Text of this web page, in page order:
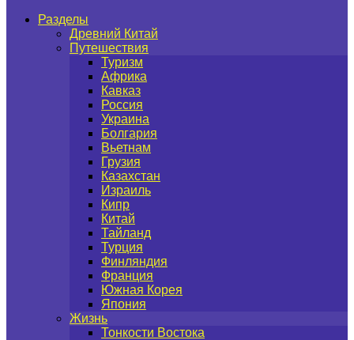
Разделы
Древний Китай
Путешествия
Туризм
Африка
Кавказ
Россия
Украина
Болгария
Вьетнам
Грузия
Казахстан
Израиль
Кипр
Китай
Тайланд
Турция
Финляндия
Франция
Южная Корея
Япония
Жизнь
Тонкости Востока